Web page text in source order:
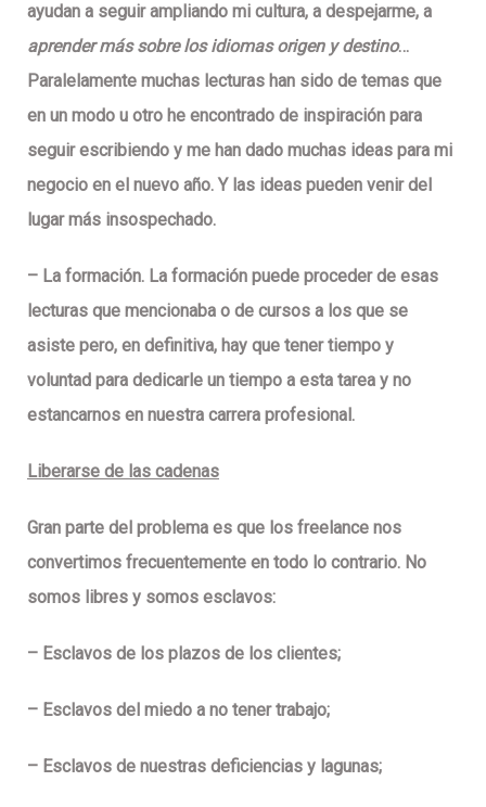
ayudan a seguir ampliando mi cultura, a despejarme, a
aprender más sobre los idiomas origen y destino…
Paralelamente muchas lecturas han sido de temas que
en un modo u otro he encontrado de inspiración para
seguir escribiendo y me han dado muchas ideas para mi
negocio en el nuevo año. Y las ideas pueden venir del
lugar más insospechado.
– La formación. La formación puede proceder de esas
lecturas que mencionaba o de cursos a los que se
asiste pero, en definitiva, hay que tenertiempo y
voluntad para dedicarle un tiempo a esta tarea y no
estancarnos en nuestra carrera profesional.
Liberarse de las cadenas
Gran parte del problema es que los freelance nos
convertimos frecuentemente en todo lo contrario. No
somos libres y somos esclavos:
– Esclavos de los plazos de los clientes;
– Esclavos del miedo a no tener trabajo;
– Esclavos de nuestras deficiencias y lagunas;